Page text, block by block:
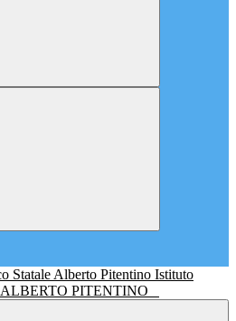
Istituto
ALBERTO PITENTINO